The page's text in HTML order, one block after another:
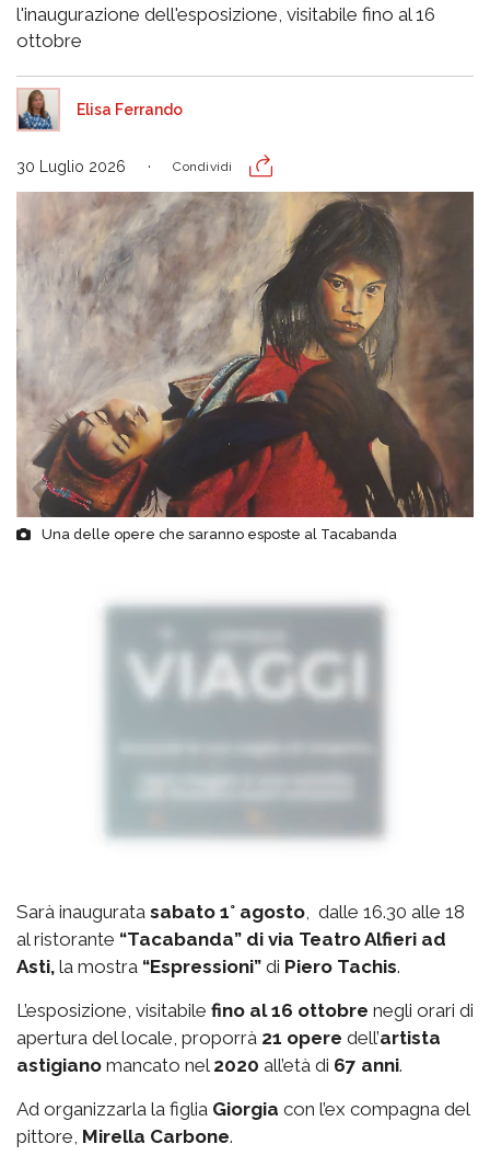
l'inaugurazione dell'esposizione, visitabile fino al 16
ottobre
Elisa Ferrando
30 Luglio 2026 Condividi
Una delle opere che saranno esposte al Tacabanda
Sarà inaugurata sabato 1° agosto , dalle 16.30 alle 18
al ristorante “Tacabanda” di via Teatro Alfieri ad
Asti, la mostra “Espressioni” di Piero Tachis.
L’esposizione, visitabile fino al 16 ottobre negli orari di
apertura del locale, proporrà 21 opere dell’artista
astigiano mancato nel 2020 all’età di 67 anni.
Ad organizzarla la figlia Giorgia con l’ex compagna del
pittore, Mirella Carbone.